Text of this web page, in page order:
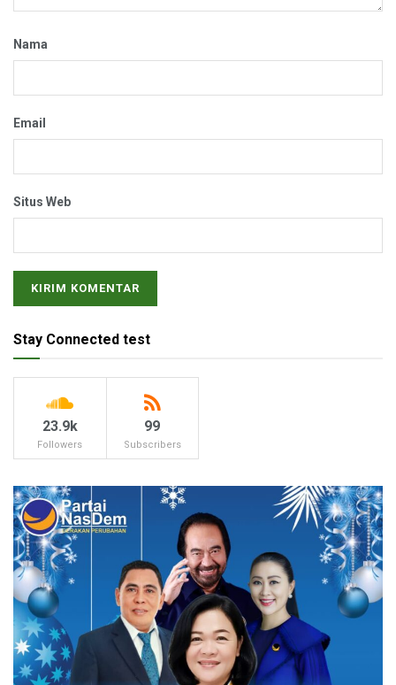
Nama
Email
Situs Web
Stay Connected test
23.9k
Followers
99
Subscribers